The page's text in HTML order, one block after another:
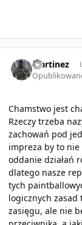
Martinez
Chamstwo jest
Rzeczy trzeba
zachowań pod
impreza by to nie
oddanie działań
dlatego nasze
tych
logicznych
zasięgu, ale nie